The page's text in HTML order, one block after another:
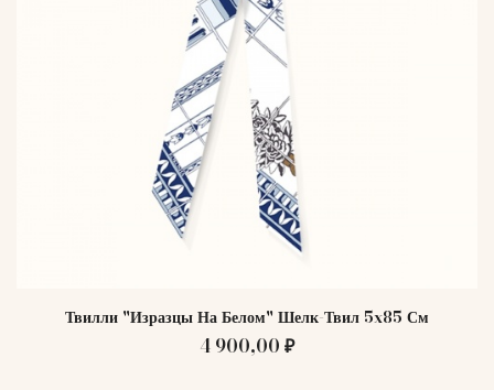
Твилли "Изразцы На Белом" Шелк-Твил 5x85 См
4 900,00 ₽